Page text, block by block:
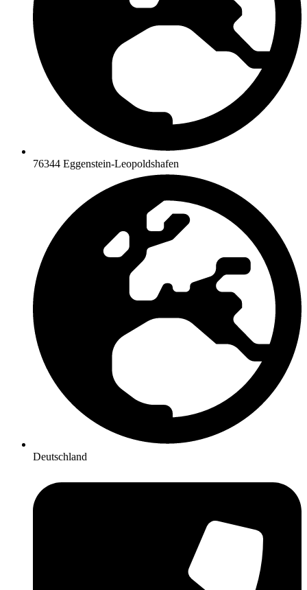
76344 Eggenstein-Leopoldshafen
Deutschland